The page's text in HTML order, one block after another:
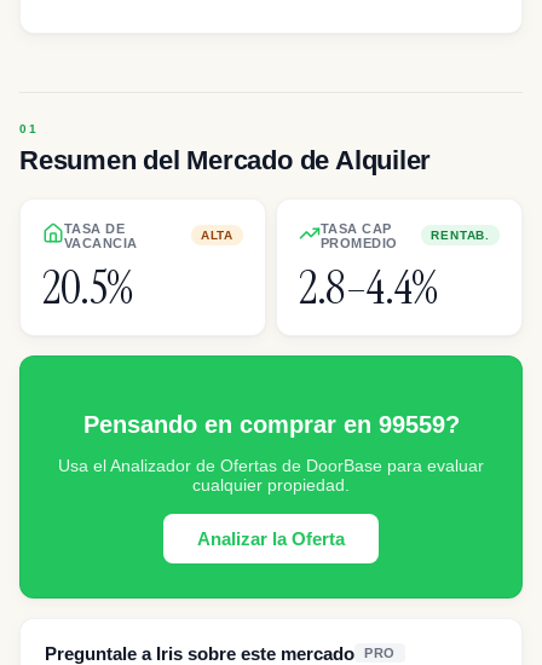
Resumen del Mercado de Alquiler
TASA DE
VACANCIA
ALTA
20.5%
TASA CAP
PROMEDIO
RENTAB.
2.8–4.4%
Pensando en comprar en 99559?
Usa el Analizador de Ofertas de DoorBase para evaluar
cualquier propiedad.
Analizar la Oferta
Preguntale a Iris sobre este mercado PRO